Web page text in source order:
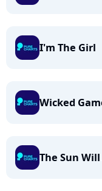
I'm The Girl
Wicked
The Sun